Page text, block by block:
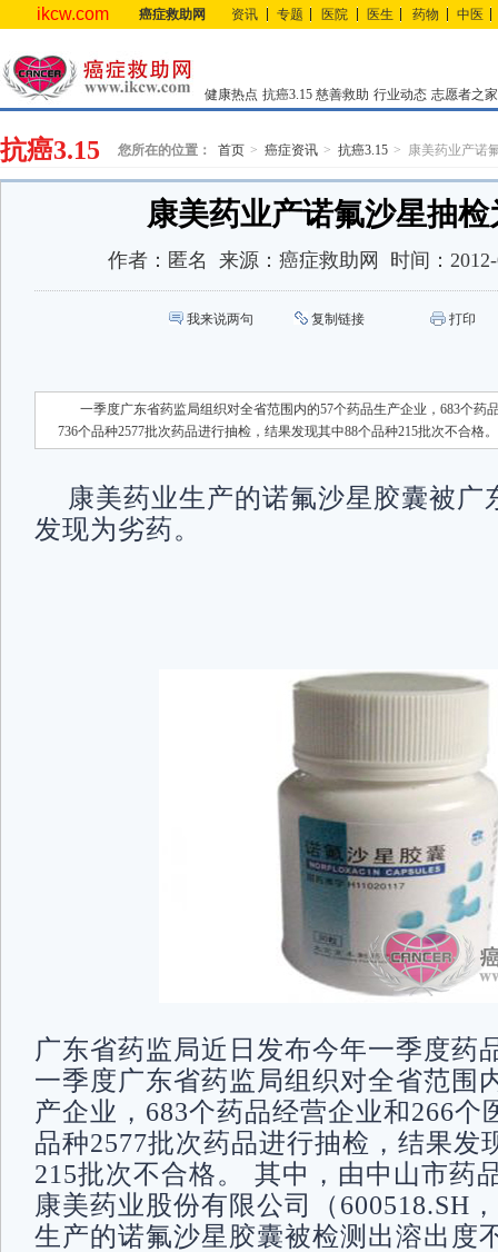
ikcw.com 癌症救助网 资讯 专题 医院 医生 药物 中医
健康热点 抗癌3.15 慈善救助 行业动态 志愿者之家
抗癌3.15 您所在的位置： 首页 癌症资讯 抗癌3.15 康美药业产诺
康美药业产诺氟沙星抽检
作者： 匿名 来源： 癌症救助网 时间：
我来说两句 复制链接 打印
一季度广东省药监局组织对全省范围内的57个药品生产企业，683个药
736个品种2577批次药品进行抽检，结果发现其中88个品种215批次不合格。
康美药业生产的诺氟沙星胶囊被广
发现为劣药。
广东省药监局近日发布今年一季度药
一季度广东省药监局组织对全省范围
产企业，683个药品经营企业和266个
品种2577批次药品进行抽检，结果发
215批次不合格。 其中，由中山市药
康美药业股份有限公司（600518.SH
生产的诺氟沙星胶囊被检测出溶出度